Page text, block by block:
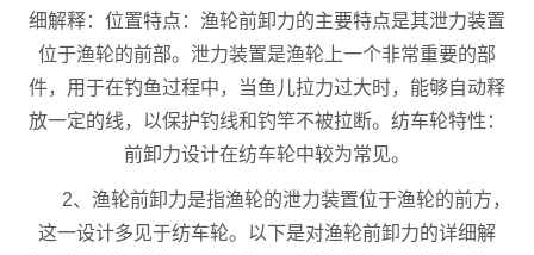
细解释：位置特点：渔轮前卸力的主要特点是其泄力装置
位于渔轮的前部。泄力装置是渔轮上一个非常重要的部
件，用于在钓鱼过程中，当鱼儿拉力过大时，能够自动释
放一定的线，以保护钓线和钓竿不被拉断。纺车轮特性：
前卸力设计在纺车轮中较为常见。
2、渔轮前卸力是指渔轮的泄力装置位于渔轮的前方，
这一设计多见于纺车轮。以下是对渔轮前卸力的详细解